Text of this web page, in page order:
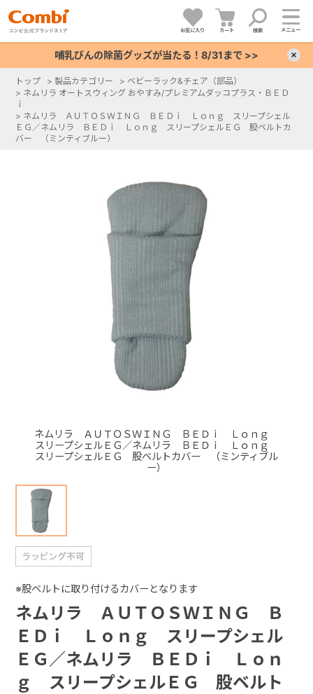
お気に入り カート 検索 メニュー
哺乳びんの除菌グッズが当たる！8/31まで >>
トップ > 製品カテゴリー > ベビーラック&チェア（部品）
> ネムリラ オートスウィング おやすみ/プレミアムダッコプラス・ＢＥＤ
ｉ
> ネムリラ ＡＵＴＯＳＷＩＮＧ ＢＥＤｉ Ｌｏｎｇ スリープシェル
ＥＧ／ネムリラ ＢＥＤｉ Ｌｏｎｇ スリープシェルＥＧ 股ベルトカ
バー （ミンティブルー）
ネムリラ ＡＵＴＯＳＷＩＮＧ ＢＥＤｉ Ｌｏｎｇ
スリープシェルＥＧ／ネムリラ ＢＥＤｉ Ｌｏｎｇ
スリープシェルＥＧ 股ベルトカバー （ミンティブル
ー）
ネムリラ ＡＵＴＯＳＷＩＮＧ Ｂ
ＥＤｉ Ｌｏｎｇ スリープシェル
ＥＧ／ネムリラ ＢＥＤｉ Ｌｏｎ
ｇ スリープシェルＥＧ 股ベルト
※股ベルトに取り付けるカバーとなります